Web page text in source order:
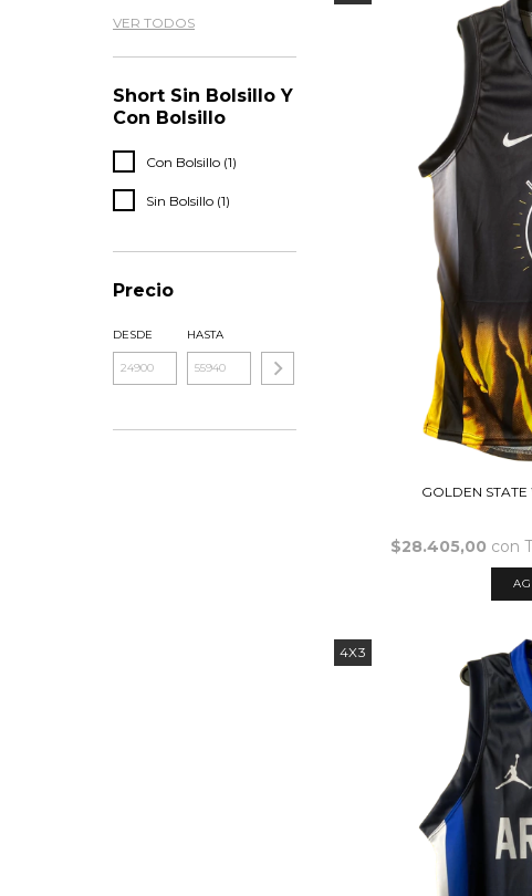
VER TODOS
Short Sin Bolsillo Y
Con Bolsillo
Con Bolsillo (1)
Sin Bolsillo (1)
Precio
DESDE HASTA
GOLDEN
$28.405,00 con
4X3